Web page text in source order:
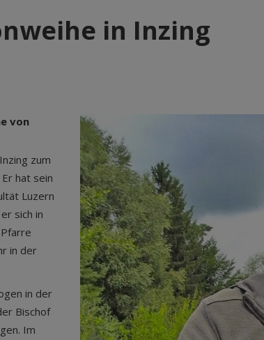
in Inzing
von
zum
hat sein
Luzern
sich in
in der
in der
Bischof
Im